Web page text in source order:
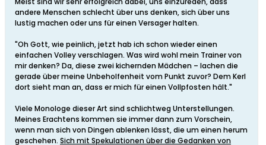
andere Menschen schlecht über uns denken, sich über uns
lustig machen oder uns für einen Versager halten.
"Oh Gott, wie peinlich, jetzt hab ich schon wieder einen
einfachen Volley verschlagen. Was wird wohl mein Trainer von
mir denken? Da, diese zwei kichernden Mädchen – lachen die
gerade über meine Unbeholfenheit vom Punkt zuvor? Dem Kerl
dort sieht man an, dass er mich für einen Vollpfosten hält."
Viele Monologe dieser Art sind schlichtweg Unterstellungen.
Meines Erachtens kommen sie immer dann zum Vorschein,
wenn man sich von Dingen ablenken lässt, die um einen herum
geschehen. Sich mit Spekulationen über die Gedanken von